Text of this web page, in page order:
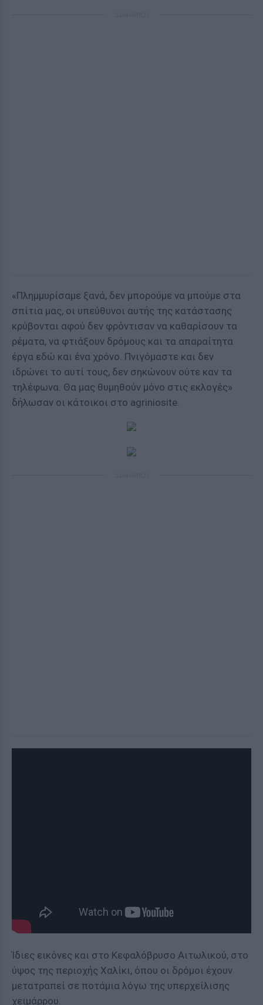
«Πλημμυρίσαμε ξανά, δεν μπορούμε να μπούμε στα
σπίτια μας, οι υπεύθυνοι αυτής της κατάστασης
κρύβονται αφού δεν φρόντισαν να καθαρίσουν τα
ρέματα, να φτιάξουν δρόμους και τα απαραίτητα
έργα εδώ και ένα χρόνο. Πνιγόμαστε και δεν
ιδρώνει το αυτί τους, δεν σηκώνουν ούτε καν τα
τηλέφωνα. Θα μας θυμηθούν μόνο στις εκλογές»
δήλωσαν οι κάτοικοι στο agriniosite.
Ίδιες εικόνες και στο Κεφαλόβρυσο Αιτωλικού, στο
ύψος της περιοχής Χαλίκι, όπου οι δρόμοι έχουν
μετατραπεί σε ποτάμια λόγω της υπερχείλισης
χειμάρρου.